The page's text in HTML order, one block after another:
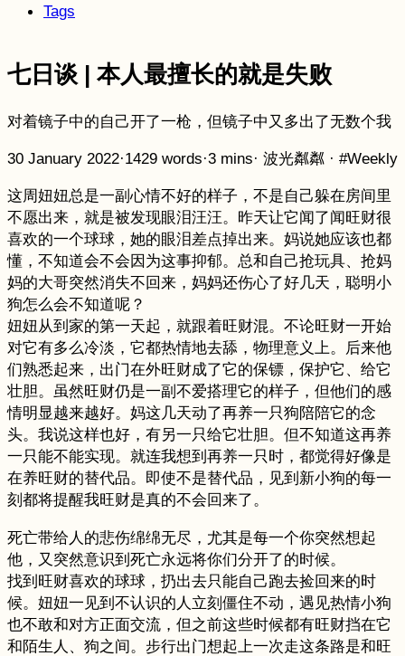
Tags
七日谈 | 本人最擅长的就是失败
对着镜子中的自己开了一枪，但镜子中又多出了无数个我
30 January 2022·1429 words·3 mins· 波光粼粼 · #Weekly
这周妞妞总是一副心情不好的样子，不是自己躲在房间里
不愿出来，就是被发现眼泪汪汪。昨天让它闻了闻旺财很
喜欢的一个球球，她的眼泪差点掉出来。妈说她应该也都
懂，不知道会不会因为这事抑郁。总和自己抢玩具、抢妈
妈的大哥突然消失不回来，妈妈还伤心了好几天，聪明小
狗怎么会不知道呢？
妞妞从到家的第一天起，就跟着旺财混。不论旺财一开始
对它有多么冷淡，它都热情地去舔，物理意义上。后来他
们熟悉起来，出门在外旺财成了它的保镖，保护它、给它
壮胆。虽然旺财仍是一副不爱搭理它的样子，但他们的感
情明显越来越好。妈这几天动了再养一只狗陪陪它的念
头。我说这样也好，有另一只给它壮胆。但不知道这再养
一只能不能实现。就连我想到再养一只时，都觉得好像是
在养旺财的替代品。即使不是替代品，见到新小狗的每一
刻都将提醒我旺财是真的不会回来了。
死亡带给人的悲伤绵绵无尽，尤其是每一个你突然想起
他，又突然意识到死亡永远将你们分开了的时候。
找到旺财喜欢的球球，扔出去只能自己跑去捡回来的时
候。妞妞一见到不认识的人立刻僵住不动，遇见热情小狗
也不敢和对方正面交流，但之前这些时候都有旺财挡在它
和陌生人、狗之间。步行出门想起上一次走这条路是和旺